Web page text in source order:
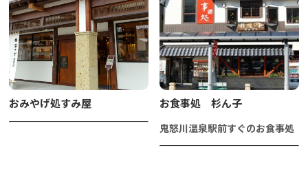
おみやげ処すみ屋 お食事処 杉ん子
鬼怒川温泉駅前すぐのお食事処